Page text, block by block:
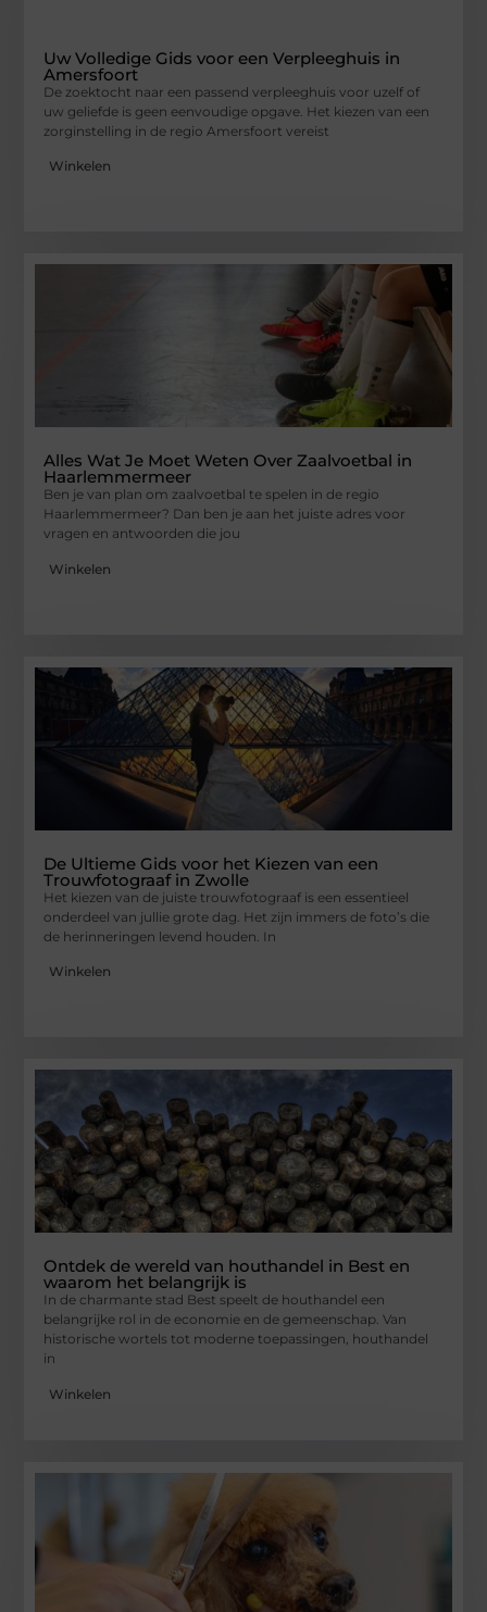
Uw Volledige Gids voor een Verpleeghuis in
Amersfoort
De zoektocht naar een passend verpleeghuis voor uzelf of
uw geliefde is geen eenvoudige opgave. Het kiezen van een
zorginstelling in de regio Amersfoort vereist
Winkelen
Alles Wat Je Moet Weten Over Zaalvoetbal in
Haarlemmermeer
Ben je van plan om zaalvoetbal te spelen in de regio
Haarlemmermeer? Dan ben je aan het juiste adres voor
vragen en antwoorden die jou
Winkelen
De Ultieme Gids voor het Kiezen van een
Trouwfotograaf in Zwolle
Het kiezen van de juiste trouwfotograaf is een essentieel
onderdeel van jullie grote dag. Het zijn immers de foto’s die
de herinneringen levend houden. In
Winkelen
Ontdek de wereld van houthandel in Best en
waarom het belangrijk is
In de charmante stad Best speelt de houthandel een
belangrijke rol in de economie en de gemeenschap. Van
historische wortels tot moderne toepassingen, houthandel
in
Winkelen